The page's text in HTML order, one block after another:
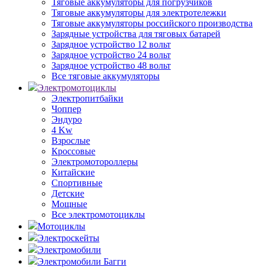
Тяговые аккумуляторы для погрузчиков
Тяговые аккумуляторы для электротележки
Тяговые аккумуляторы российского производства
Зарядные устройства для тяговых батарей
Зарядное устройство 12 вольт
Зарядное устройство 24 вольт
Зарядное устройство 48 вольт
Все тяговые аккумуляторы
Электромотоциклы
Электропитбайки
Чоппер
Эндуро
4 Kw
Взрослые
Кроссовые
Электромотороллеры
Китайские
Спортивные
Детские
Мощные
Все электромотоциклы
Мотоциклы
Электроскейты
Электромобили
Электромобили Багги